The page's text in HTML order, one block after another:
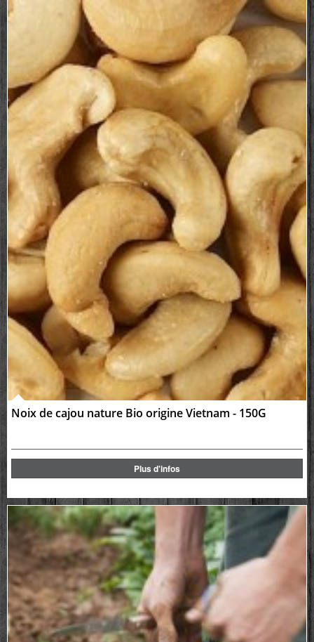
Noix de cajou nature Bio origine Vietnam - 150G
Plus d'infos